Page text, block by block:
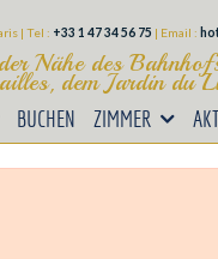
| Tel : +33 1 47 34 56 75 | Email :
Nähe des
dem Jardin du
BUCHEN ZIMMER